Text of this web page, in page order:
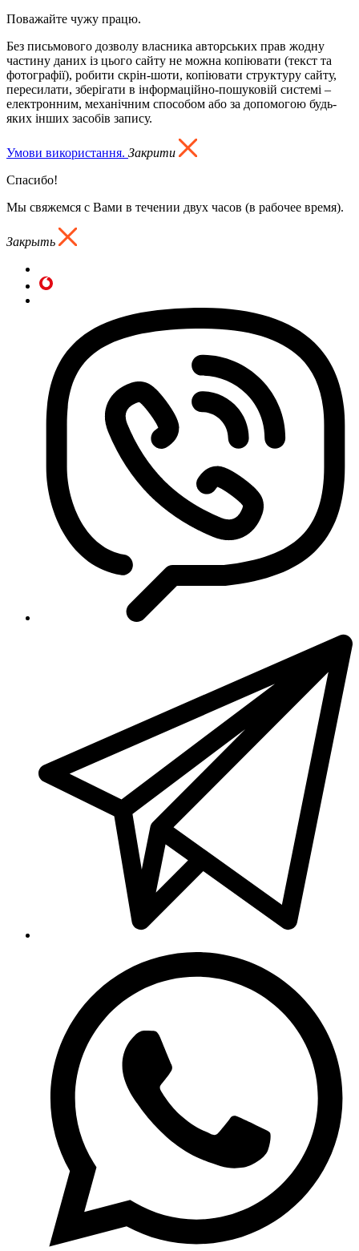
Поважайте чужу працю.
Без письмового дозволу власника авторських прав жодну
частину даних із цього сайту не можна копіювати (текст та
фотографії), робити скрін-шоти, копіювати структуру сайту,
пересилати, зберігати в інформаційно-пошуковій системі –
електронним, механічним способом або за допомогою будь-
яких інших засобів запису.
Умови використання. Закрити
Спасибо!
Мы свяжемся с Вами в течении двух часов (в рабочее время).
Закрыть